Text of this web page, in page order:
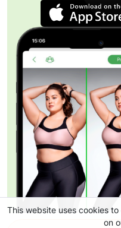
This website uses cookies
on